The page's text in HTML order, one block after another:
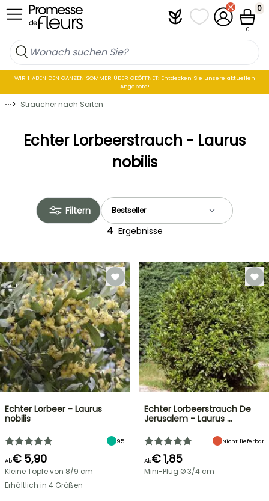
Skip to Content PlantfitMeineMein Konto
0
0
WIR HABEN DEN GANZEN SOMMER ÜBER GEÖFFNET: Entdecken Sie unsere aktuellen
Angebote!
⋯> Sträucher nach Sorten
Echter Lorbeerstrauch - Laurus
nobilis
Filtern
4 Ergebnisse
Echter Lorbeer - Laurus
nobilis
95
Ab€ 5,90
Kleine Töpfe von 8/9 cm
Erhältlich in 4 Größen
Echter Lorbeerstrauch De
Jerusalem - Laurus …
Nicht lieferbar
Ab€ 1,85
Mini-Plug Ø 3/4 cm